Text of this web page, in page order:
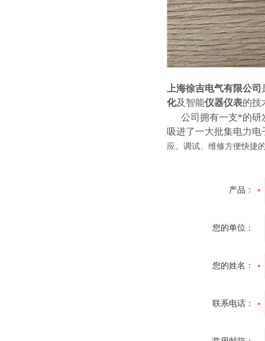
上海徐吉电气有限公司
化及智能仪器仪表的技
公司拥有一支*的研
吸进了一大批集电力
应、调试、维修方便快捷
产品：
您的单位：
您的姓名：
联系电话：